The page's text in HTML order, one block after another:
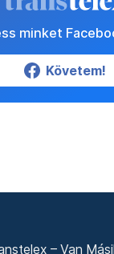
minket
Követem!
– Van